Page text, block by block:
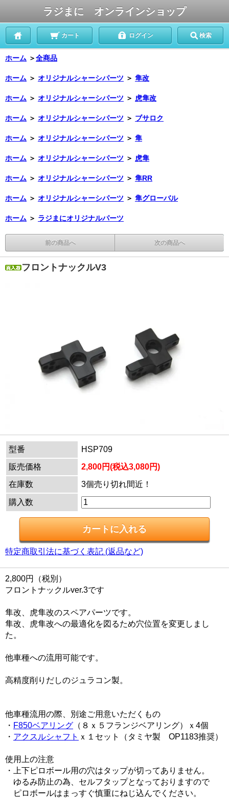
ラジまに オンラインショップ
カート ログイン 検索
ホーム ＞全商品
ホーム ＞ オリジナルシャーシパーツ ＞ 隼改
ホーム ＞ オリジナルシャーシパーツ ＞ 虎隼改
ホーム ＞ オリジナルシャーシパーツ ＞ ブサロク
ホーム ＞ オリジナルシャーシパーツ ＞ 隼
ホーム ＞ オリジナルシャーシパーツ ＞ 虎隼
ホーム ＞ オリジナルシャーシパーツ ＞ 隼RR
ホーム ＞ オリジナルシャーシパーツ ＞ 隼グローバル
ホーム ＞ ラジまにオリジナルパーツ
前の商品へ 次の商品へ
フロントナックルV3
型番
HSP709
販売価格
2,800円(税込3,080円)
在庫数
3個売り切れ間近！
購入数
特定商取引法に基づく表記 (返品など)
2,800円（税別）
フロントナックルver.3です
隼改、虎隼改のスペアパーツです。
隼改、虎隼改への最適化を図るため穴位置を変更しまし
た。
他車種への流用可能です。
高精度削りだしのジュラコン製。
他車種流用の際、別途ご用意いただくもの
・ F850ベアリング （８ｘ５フランジベアリング）ｘ4個
・ アクスルシャフト ｘ１セット（タミヤ製 OP1183推奨）
使用上の注意
・上下ピロボール用の穴はタップが切ってありません。
ゆるみ防止の為、セルフタップとなっておりますので
ピロボールはまっすぐ慎重にねじ込んでください。